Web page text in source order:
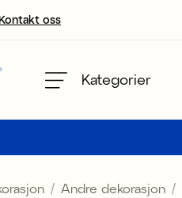
oss
Kategorier
Andre dekorasjon